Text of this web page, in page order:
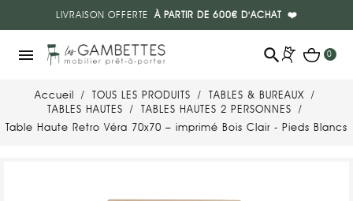
LIVRAISON OFFERTEÀ PARTIR DE 600€ D'ACHAT ❤️
menu search 0
Accueil TOUS LES PRODUITS
TABLES & BUREAUX
TABLES HAUTES
TABLES HAUTES 2 PERSONNES
Table Haute Retro Véra 70x70 – imprimé Bois Clair - Pieds Blancs